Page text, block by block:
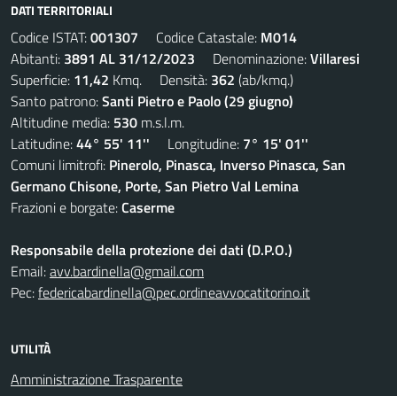
DATI TERRITORIALI
Codice ISTAT:001307 Codice Catastale: M014
Abitanti: 3891 AL 31/12/2023 Denominazione:Villaresi
Superficie: 11,42 Kmq. Densità: 362 (ab/kmq.)
Santo patrono:Santi Pietro e Paolo (29 giugno)
Altitudine media: 530 m.s.l.m.
Latitudine:44° 55' 11'' Longitudine: 7° 15' 01''
Comuni limitrofi: Pinerolo, Pinasca, Inverso Pinasca, San
Germano Chisone, Porte, San Pietro Val Lemina
Frazioni e borgate:Caserme
Responsabile della protezione dei dati (D.P.O.)
Email:avv.bardinella@gmail.com
Pec:federicabardinella@pec.ordineavvocatitorino.it
UTILITÀ
Amministrazione Trasparente